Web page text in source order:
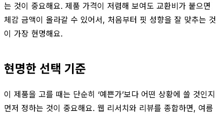
는 것이 중요해요. 제품 가격이 저렴해 보여도 교환비가 붙으면
체감 금액이 올라갈 수 있어서, 처음부터 핏 성향을 잘 맞추는 것
이 가장 현명해요.
현명한 선택 기준
이 제품을 고를 때는 단순히 ‘예쁜가’보다 어떤 상황에 쓸 것인지
먼저 정하는 것이 중요해요. 웹 리서치와 리뷰를 종합하면, 여름